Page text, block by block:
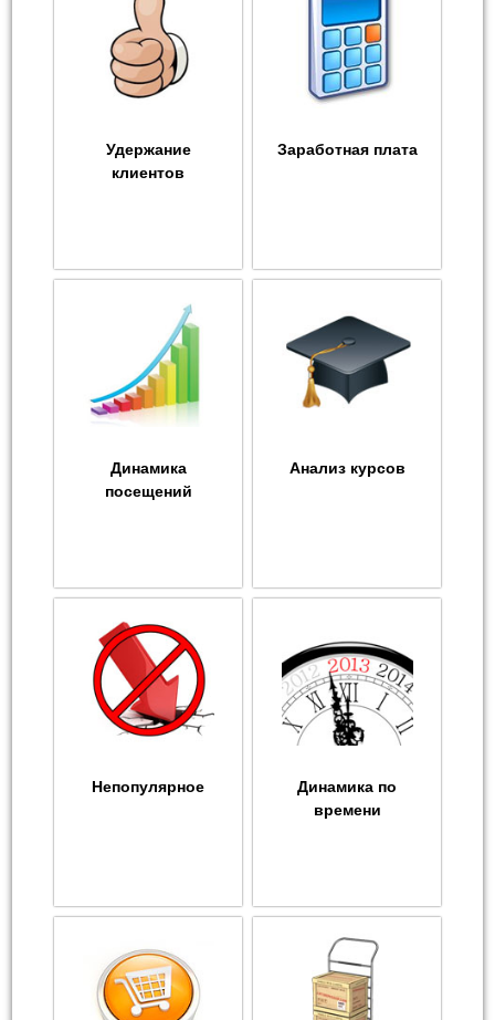
Удержание
клиентов
Заработная плата
Динамика
посещений
Анализ курсов
Непопулярное
Динамика по
времени